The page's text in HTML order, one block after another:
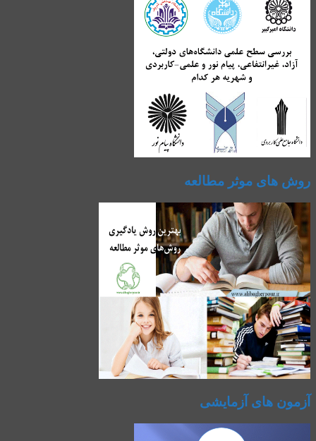
روش های موثر مطالعه
آزمون های آزمایشی